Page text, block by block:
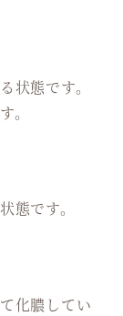
状態です。
。
態です。
化膿してい